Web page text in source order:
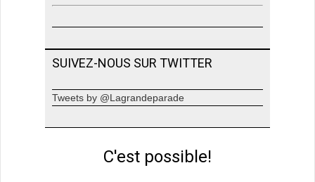
SUIVEZ-NOUS SUR TWITTER
Tweets by @Lagrandeparade
C'est possible!